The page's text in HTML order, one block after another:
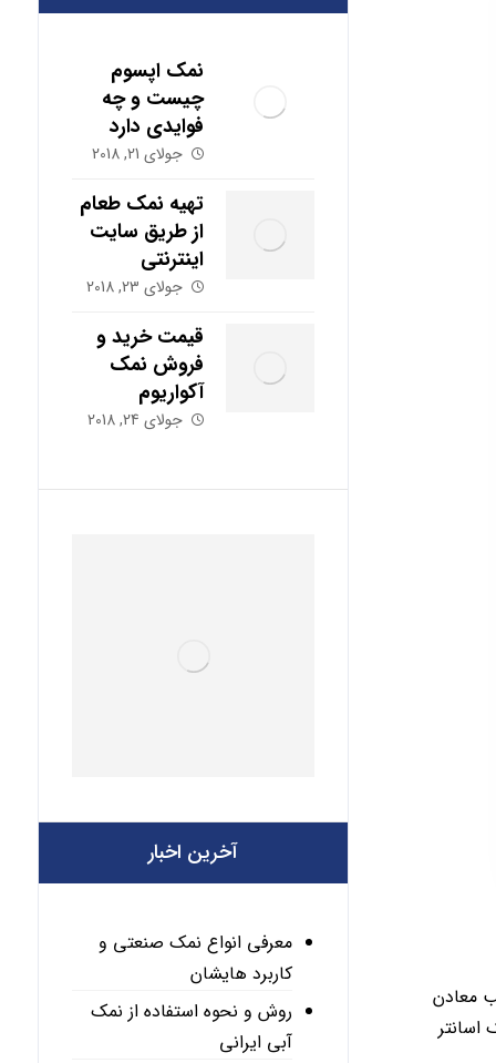
معادن
نمک اپسوم
چیست و چه
فوایدی دارد
جولای 21, 2018
تهیه نمک طعام
از طریق سایت
اینترنتی
جولای 23, 2018
قیمت خرید و
فروش نمک
آکواریوم
جولای 24, 2018
آخرین اخبار
معرفی انواع نمک صنعتی و
کاربرد هایشان
روش و نحوه استفاده از نمک
آبی ایرانی